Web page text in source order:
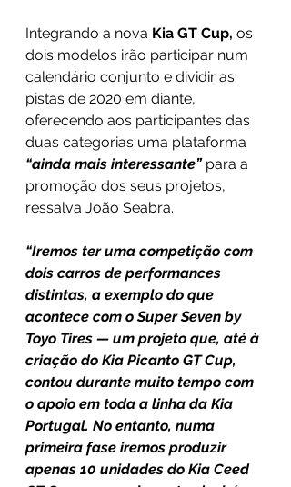
Integrando a nova Kia GT Cup, os
dois modelos irão participar num
calendário conjunto e dividir as
pistas de 2020 em diante,
oferecendo aos participantes das
duas categorias uma plataforma
“ainda mais interessante” para a
promoção dos seus projetos,
ressalva João Seabra.
“Iremos ter uma competição com
dois carros de performances
distintas, a exemplo do que
acontece com o Super Seven by
Toyo Tires — um projeto que, até à
criação do Kia Picanto GT Cup,
contou durante muito tempo com
o apoio em toda a linha da Kia
Portugal. No entanto, numa
primeira fase iremos produzir
apenas 10 unidades do Kia Ceed